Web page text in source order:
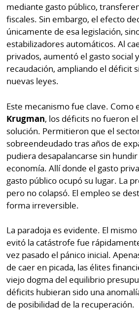
mediante gasto público,
fiscales. Sin embargo, el efecto
únicamente de esa legislación,
estabilizadores automáticos. Al
privados, aumentó el gasto social
recaudación, ampliando el déficit
nuevas leyes.
Este mecanismo fue clave. Como
Krugman, los déficits no fueron
solución. Permitieron que el
sobreendeudado tras años de
pudiera desapalancarse sin
economía. Allí donde el gasto
gasto público ocupó su lugar. La
pero no colapsó. El empleo se
forma irreversible.
La paradoja es evidente. El
evitó la catástrofe fue
vez pasado el pánico inicial.
de caer en picada, las élites
viejo dogma del equilibrio
déficits hubieran sido una
de posibilidad de la recuperación.